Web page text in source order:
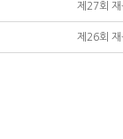
제27회 재
제26회 재